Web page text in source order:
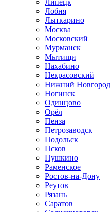
Липецк
Лобня
Лыткарино
Москва
Московский
Мурманск
Мытищи
Нахабино
Некрасовский
Нижний Новгород
Ногинск
Одинцово
Орёл
Пенза
Петрозаводск
Подольск
Псков
Пушкино
Раменское
Ростов-на-Дону
Реутов
Рязань
Саратов